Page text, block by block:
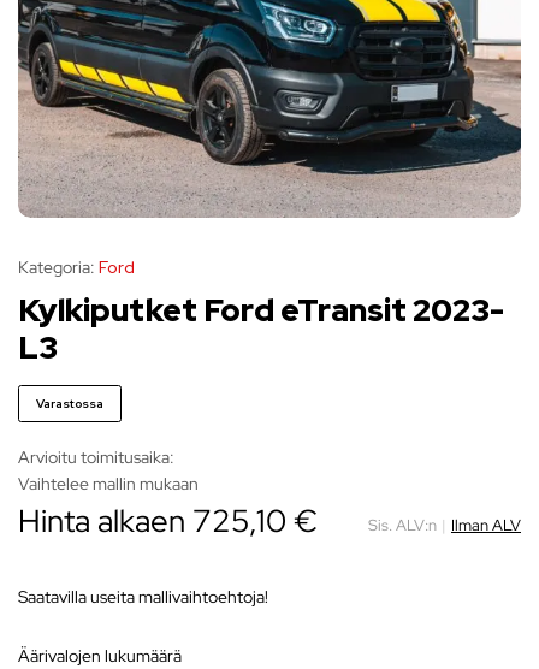
Kategoria: Ford
Kylkiputket Ford eTransit 2023-
L3
Varastossa
Arvioitu toimitusaika:
Vaihtelee mallin mukaan
Hinta alkaen 725,10 € Sis. ALV:n | Ilman ALV
Saatavilla useita mallivaihtoehtoja!
äärivalojen lukumäärä